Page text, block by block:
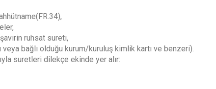
ruhsat sureti,
bağlı olduğu kurum/kuruluş kimlik kartı ve benzeri).
suretleri dilekçe ekinde yer alır: